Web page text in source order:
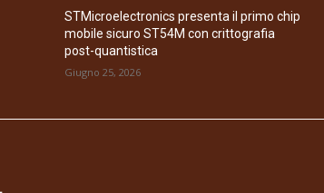
STMicroelectronics presenta il primo chip
mobile sicuro ST54M con crittografia
post-quantistica
Giugno 25, 2026